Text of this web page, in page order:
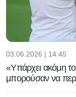
03.06.2026 | 14:45
«Υπάρχει ακόμη
μπορούσαν να